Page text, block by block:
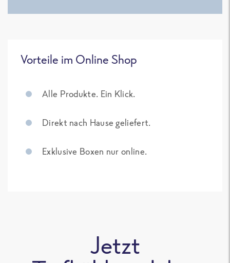
Vorteile im Online Shop
Alle Produkte. Ein Klick.
Direkt nach Hause geliefert.
Exklusive Boxen nur online.
Jetzt